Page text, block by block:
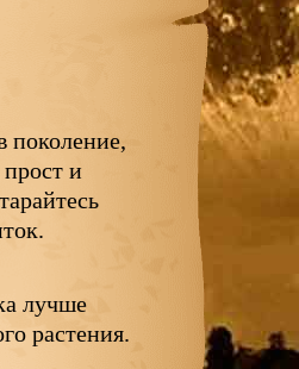
поколение,
и
лучше
растения.